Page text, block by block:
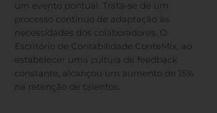
um evento pontual. Trata-se de um
processo contínuo de adaptação às
necessidades dos colaboradores. O
Escritório de Contabilidade ConteMix, ao
estabelecer uma cultura de feedback
constante, alcançou um aumento de 15%
na retenção de talentos.